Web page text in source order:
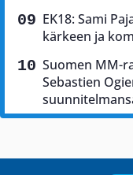
EK18: Sami
kärkeen ja
Suomen MM-
Sebastien